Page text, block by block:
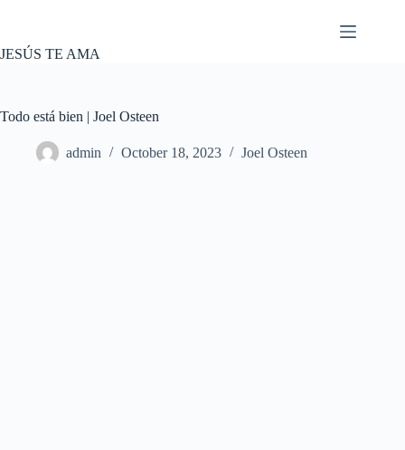
JESÚS TE AMA
Todo está bien | Joel Osteen
admin October 18, 2023 Joel Osteen